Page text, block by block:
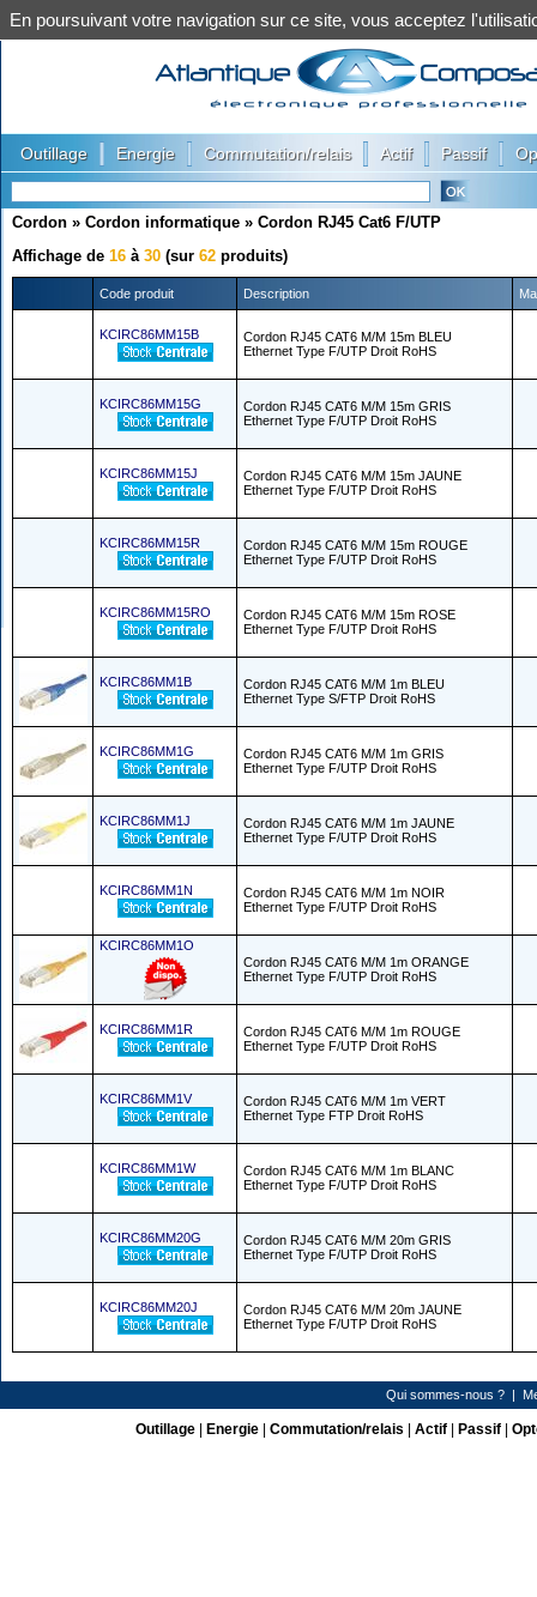
Outillage Energie Commutation/relais Actif Passif
Cordon » Cordon informatique » Cordon RJ45 Cat6 F/UTP
Affichage de 16 à 30 (sur 62 produits)
Code produit Description
KCIRC86MM15B
Cordon RJ45 CAT6 M/M 15m BLEU
Ethernet Type F/UTP Droit RoHS
KCIRC86MM15G
Cordon RJ45 CAT6 M/M 15m GRIS
Ethernet Type F/UTP Droit RoHS
KCIRC86MM15J
Cordon RJ45 CAT6 M/M 15m JAUNE
Ethernet Type F/UTP Droit RoHS
KCIRC86MM15R
Cordon RJ45 CAT6 M/M 15m ROUGE
Ethernet Type F/UTP Droit RoHS
KCIRC86MM15RO
Cordon RJ45 CAT6 M/M 15m ROSE
Ethernet Type F/UTP Droit RoHS
KCIRC86MM1B
Cordon RJ45 CAT6 M/M 1m BLEU
Ethernet Type S/FTP Droit RoHS
KCIRC86MM1G
Cordon RJ45 CAT6 M/M 1m GRIS
Ethernet Type F/UTP Droit RoHS
KCIRC86MM1J
Cordon RJ45 CAT6 M/M 1m JAUNE
Ethernet Type F/UTP Droit RoHS
KCIRC86MM1N
Cordon RJ45 CAT6 M/M 1m NOIR
Ethernet Type F/UTP Droit RoHS
KCIRC86MM1O
Cordon RJ45 CAT6 M/M 1m ORANGE
Ethernet Type F/UTP Droit RoHS
KCIRC86MM1R
Cordon RJ45 CAT6 M/M 1m ROUGE
Ethernet Type F/UTP Droit RoHS
KCIRC86MM1V
Cordon RJ45 CAT6 M/M 1m VERT
Ethernet Type FTP Droit RoHS
KCIRC86MM1W
Cordon RJ45 CAT6 M/M 1m BLANC
Ethernet Type F/UTP Droit RoHS
KCIRC86MM20G
Cordon RJ45 CAT6 M/M 20m GRIS
Ethernet Type F/UTP Droit RoHS
KCIRC86MM20J
Cordon RJ45 CAT6 M/M 20m JAUNE
Ethernet Type F/UTP Droit RoHS
Qui sommes-nous ? |
Outillage| Energie| Commutation/relais Actif| Passif|
En poursuivant votre navigation sur ce site, vous acceptez